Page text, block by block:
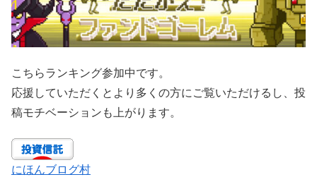
こちらランキング参加中です。
応援していただくとより多くの方にご覧いただけるし、投
稿モチベーションも上がります。
にほんブログ村